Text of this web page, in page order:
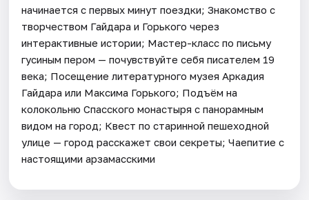
начинается с первых минут поездки; Знакомство с
творчеством Гайдара и Горького через
интерактивные истории; Мастер-класс по письму
гусиным пером — почувствуйте себя писателем 19
века; Посещение литературного музея Аркадия
Гайдара или Максима Горького; Подъём на
колокольню Спасского монастыря с панорамным
видом на город; Квест по старинной пешеходной
улице — город расскажет свои секреты; Чаепитие с
настоящими арзамасскими